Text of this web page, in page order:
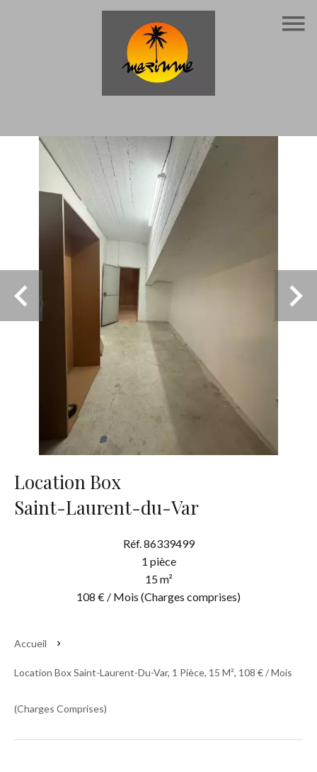
Location Box
Saint-Laurent-du-Var
Réf. 86339499
1 pièce
15 m²
108 € / Mois (Charges comprises)
Accueil
Location Box Saint-Laurent-Du-Var, 1 Pièce, 15 M², 108 € / Mois
(Charges Comprises)